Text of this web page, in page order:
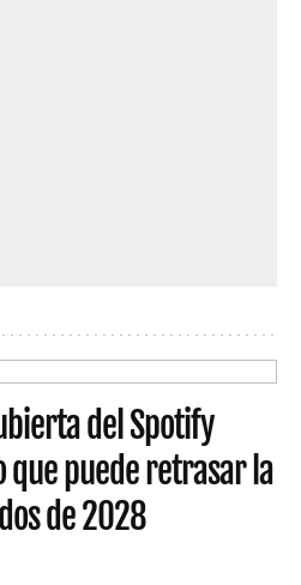
del Spotify
que puede retrasar la
de 2028